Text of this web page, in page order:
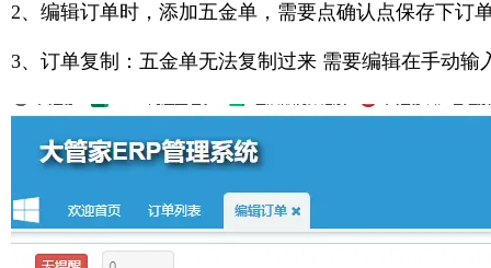
2、编辑订单时，添加五金单，需要点确认点保存下订
3、订单复制：五金单无法复制过来 需要编辑在手动输